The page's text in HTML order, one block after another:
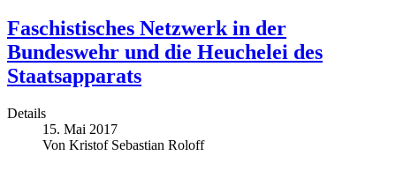
Faschistisches Netzwerk in der
Bundeswehr und die Heuchelei des
Staatsapparats
Details
15. Mai 2017
Von Kristof Sebastian Roloff